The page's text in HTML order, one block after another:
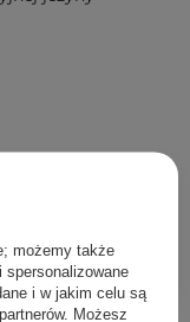
KOSZYKA
możemy także
spersonalizowane
i w jakim celu są
Możesz